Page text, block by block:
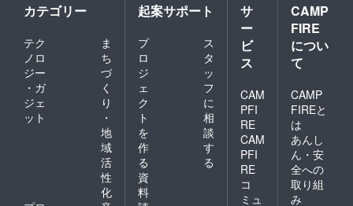
カテゴリー
テク
ノロ
ジー
・ガ
ジェ
ット
ま
ち
づ
く
り
・
地
域
活
性
化
起案サポート
プ
ロ
ジ
ェ
ク
ト
を
作
る
ス
タ
ッ
フ
に
相
談
す
る
資
料
サ
ー
ビ
ス
CAM
PFI
RE
CAM
PFI
RE
コ
ミュ
CAMP
FIRE
につい
て
CAMP
FIREと
は
あんし
ん・安
全への
取り組
み